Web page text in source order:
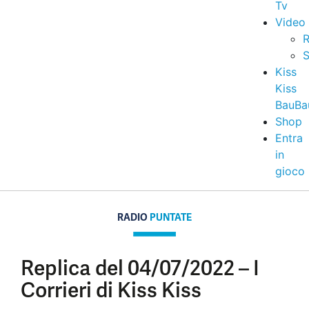
Tv
Video
Kiss
Kiss
Shop
Entra
in
gioco
RADIO PUNTATE
Replica del 04/07/2022 – I
Corrieri di Kiss Kiss